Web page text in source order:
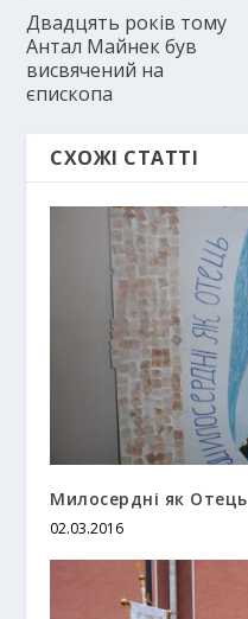
Двадцять років тому
Антал Майнек був
висвячений на
єпископа
СХОЖІ СТАТТІ
Милосердні як Отець
02.03.2016